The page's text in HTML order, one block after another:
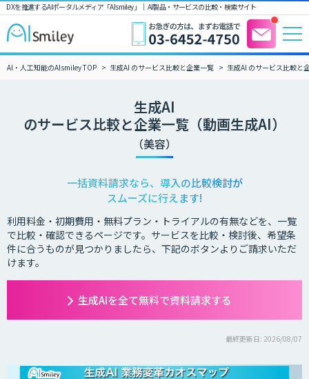
DXを推進するAIポータルメディア「AIsmiley」｜ AI製品・サービスの比較・検索サイト
AI・人工知能のAIsmiley TOP 生成AI のサービス比較と企業一覧 生成AI のサービス比較と
生成AI
のサービス比較と企業一覧（動画生成AI）
（美容）
一括資料請求なら、導入の比較検討が
スムーズに行えます!
利用料金・初期費用・無料プラン・トライアルの有無などを、一覧
で比較・確認できるページです。サービスを比較・検討後、希望条
件に合うものが見つかりましたら、下記のボタンよりご請求いただ
けます。
生成AIを全て無料で資料請求する
最終更新日: 2026/08/07